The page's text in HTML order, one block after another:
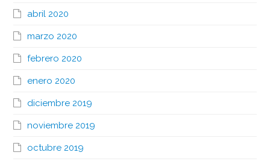
abril 2020
marzo 2020
febrero 2020
enero 2020
diciembre 2019
noviembre 2019
octubre 2019